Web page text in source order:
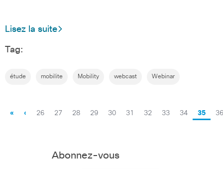
Lisez la suite
Tag:
étude mobilite Mobility webcast Webinar
« ‹ 26 27 28 29 30 31 32 33 34 35 36
Abonnez-vous